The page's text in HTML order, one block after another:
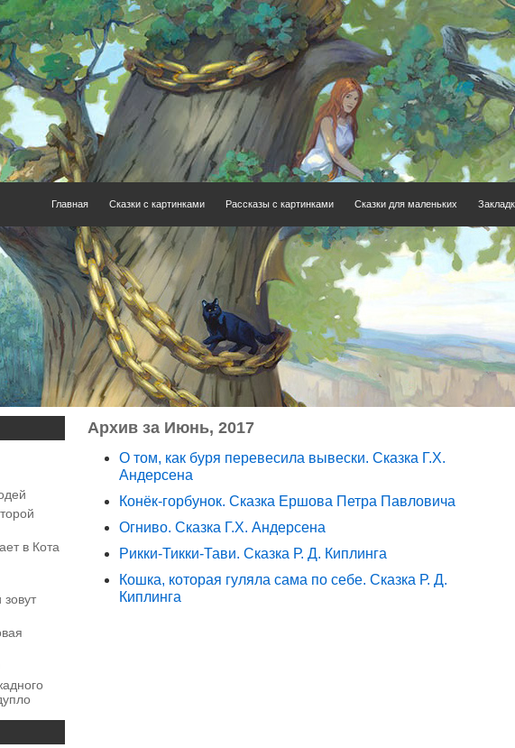
Главная Сказки с картинками Рассказы с картинками Сказки для маленьких
в Кота
Архив за Июнь, 2017
О том, как буря перевесила вывески. Сказка Г.Х.
Андерсена
Конёк-горбунок. Сказка Ершова Петра Павловича
Огниво. Сказка Г.Х. Андерсена
Рикки-Тикки-Тави. Сказка Р. Д. Киплинга
Кошка, которая гуляла сама по себе. Сказка Р. Д.
Киплинга